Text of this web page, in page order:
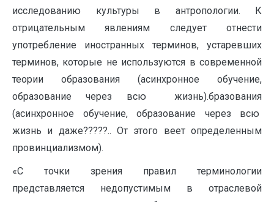
исследованию культуры в антропологии. К
отрицательным явлениям следует отнести
употребление иностранных терминов, устаревших
терминов, которые не используются в современной
теории образования (асинхронное обучение,
образование через всю жизнь).бразования
(асинхронное обучение, образование через всю
жизнь и даже?????.. От этого веет определенным
провинциализмом).
«С точки зрения правил терминологии
представляется недопустимым в отраслевой